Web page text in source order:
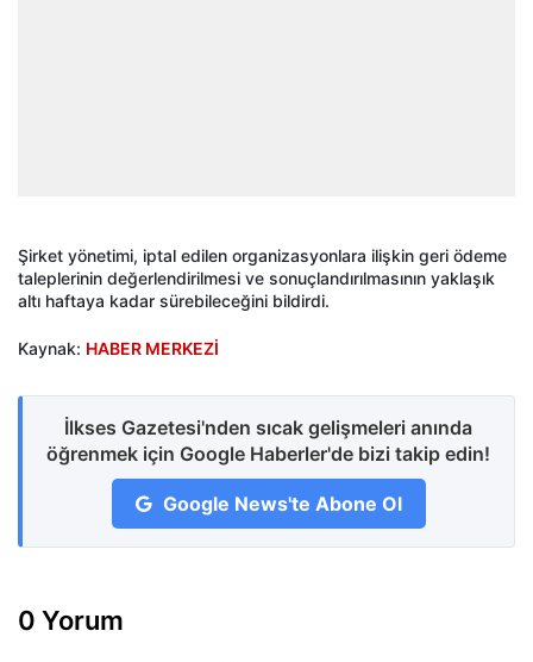
Şirket yönetimi, iptal edilen organizasyonlara ilişkin geri ödeme
taleplerinin değerlendirilmesi ve sonuçlandırılmasının yaklaşık
altı haftaya kadar sürebileceğini bildirdi.
Kaynak: HABER MERKEZİ
İlkses Gazetesi'nden sıcak gelişmeleri anında
öğrenmek için Google Haberler'de bizi takip edin!
Google News'te Abone Ol
0 Yorum